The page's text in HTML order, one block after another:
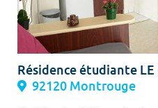
Résidence étudiante LE
92120 Montrouge